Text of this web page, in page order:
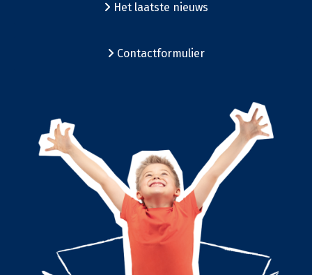
Het laatste nieuws
Contactformulier